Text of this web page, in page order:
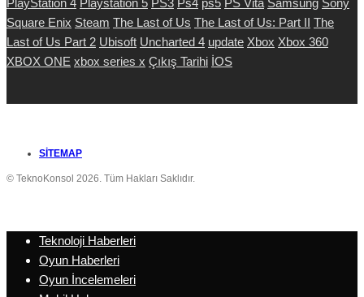
PlayStation 4 Playstation 5 PS3 Ps4 ps5 PS Vita Samsung Sony
Square Enix Steam The Last of Us The Last of Us: Part II The
Last of Us Part 2 Ubisoft Uncharted 4 update Xbox Xbox 360
XBOX ONE xbox series x Çıkış Tarihi İOS
SITEMAP
© TeknoKonsol 2026. Tüm Hakları Saklıdır.
Teknoloji Haberleri
Oyun Haberleri
Oyun İncelemeleri